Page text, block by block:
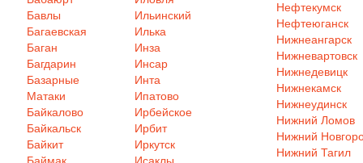
Бавлы
Багаевская
Баган
Багдарин
Базарные
Матаки
Байкалово
Байкальск
Байкит
Ильинский
Илька
Инза
Инсар
Инта
Ипатово
Ирбейское
Ирбит
Иркутск
Нефтекумск
Нефтеюганск
Нижнеангарск
Нижневартовск
Нижнедевицк
Нижнекамск
Нижнеудинск
Нижний Ломов
Нижний
Нижний Тагил